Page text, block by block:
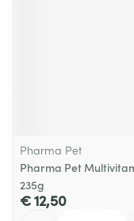
Pharma Pet
Pharma Pet
235g
€ 12,50